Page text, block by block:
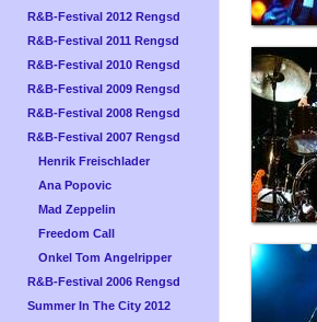
R&B-Festival 2012 Rengsd
R&B-Festival 2011 Rengsd
R&B-Festival 2010 Rengsd
R&B-Festival 2009 Rengsd
R&B-Festival 2008 Rengsd
R&B-Festival 2007 Rengsd
Henrik Freischlader
Ana Popovic
Mad Zeppelin
Freedom Call
Onkel Tom Angelripper
R&B-Festival 2006 Rengsd
Summer In The City 2012